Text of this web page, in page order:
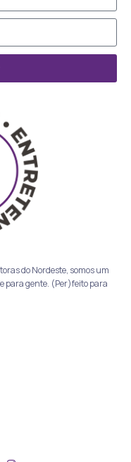
do Nordeste, somos um
para gente. (Per)feito para